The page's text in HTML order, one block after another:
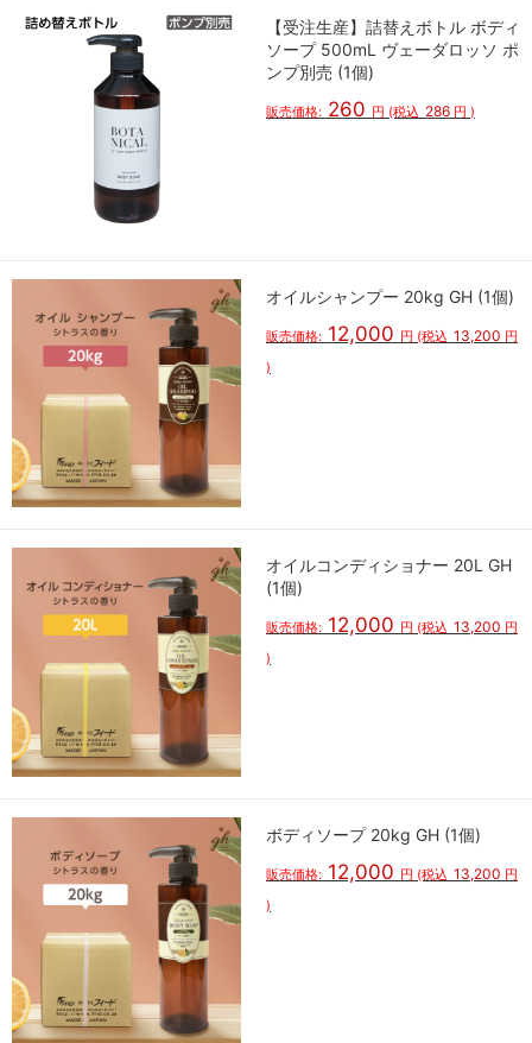
【受注生産】詰替えボトル ボディ
ソープ 500mL ヴェーダロッソ ポ
ンプ別売 (1個)
販売価格: 260 円 (税込 286 円 )
オイルシャンプー 20kg GH (1個)
販売価格: 12,000 円 (税込 13,200 円
)
オイルコンディショナー 20L GH
(1個)
販売価格: 12,000 円 (税込 13,200 円
)
ボディソープ 20kg GH (1個)
販売価格: 12,000 円 (税込 13,200 円
)